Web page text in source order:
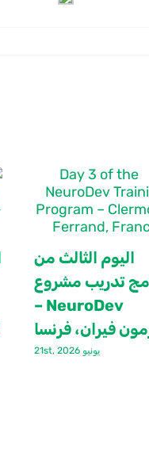
اليوم الثالث من
تدريب مشروع
NeuroDev –
فيران، فرنسا
يونيو 21st, 2026